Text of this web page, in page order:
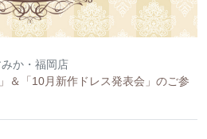
か・福岡店
＆「10月新作ドレス発表会」のご参